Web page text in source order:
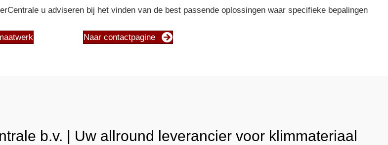
u adviseren bij het vinden van de best passende oplossingen waar specifieke bepalingen
Naar contactpagine
b.v. | Uw allround leverancier voor klimmateriaal